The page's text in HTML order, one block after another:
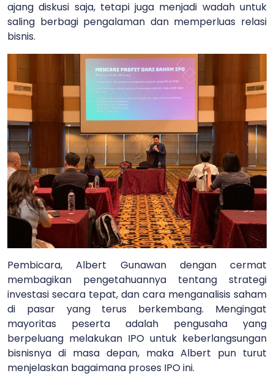
ajang diskusi saja, tetapi juga menjadi wadah untuk
saling berbagi pengalaman dan memperluas relasi
bisnis.
Pembicara, Albert Gunawan dengan cermat
membagikan pengetahuannya tentang strategi
investasi secara tepat, dan cara menganalisis saham
di pasar yang terus berkembang. Mengingat
mayoritas peserta adalah pengusaha yang
berpeluang melakukan IPO untuk keberlangsungan
bisnisnya di masa depan, maka Albert pun turut
menjelaskan bagaimana proses IPO ini.